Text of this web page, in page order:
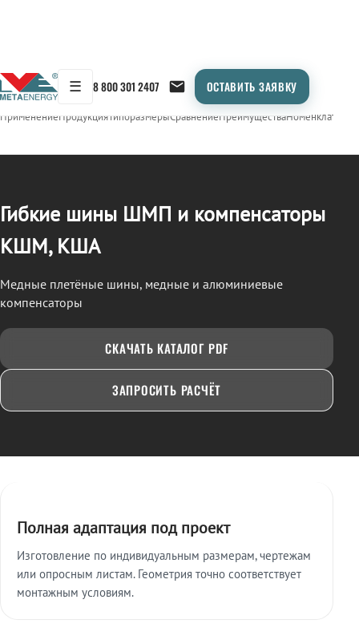
☰ 8 800 301 2407 ОСТАВИТЬ ЗАЯВКУ
← Продукция/ШМП, КШМ, КША
ПрименениеПродукцияТипоразмерыСравнениеПреимуществаНоменклатура
Гибкие шины ШМП и компенсаторы
КШМ, КША
Медные плетёные шины, медные и алюминиевые
компенсаторы
СКАЧАТЬ КАТАЛОГ PDF
ЗАПРОСИТЬ РАСЧЁТ
Полная адаптация под проект
Изготовление по индивидуальным размерам, чертежам
или опросным листам. Геометрия точно соответствует
монтажным условиям.